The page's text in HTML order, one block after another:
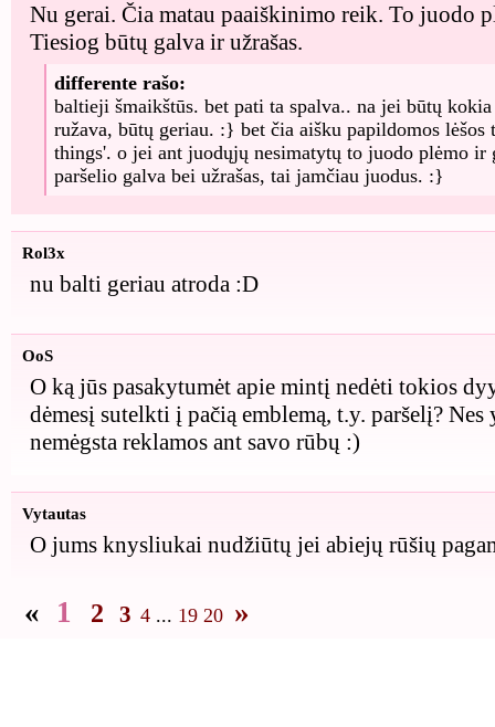
Nu gerai. Čia matau paaiškinimo reik. To juodo
Tiesiog būtų galva ir užrašas.
differente rašo:
baltieji šmaikštūs. bet pati ta spalva.. na jei būtų
ružava, būtų geriau. :} bet čia aišku papildomos
things'. o jei ant juodųjų nesimatytų to juodo plėmo ir
paršelio galva bei užrašas, tai jamčiau juodus. :}
Rol3x
nu balti geriau atroda :D
OoS
O ką jūs pasakytumėt apie mintį nedėti tokios
dėmesį sutelkti į pačią emblemą, t.y. paršelį?
nemėgsta reklamos ant savo rūbų :)
Vytautas
O jums knysliukai nudžiūtų jei abiejų rūšių
« 1 2 3 4 ... 19 20 »